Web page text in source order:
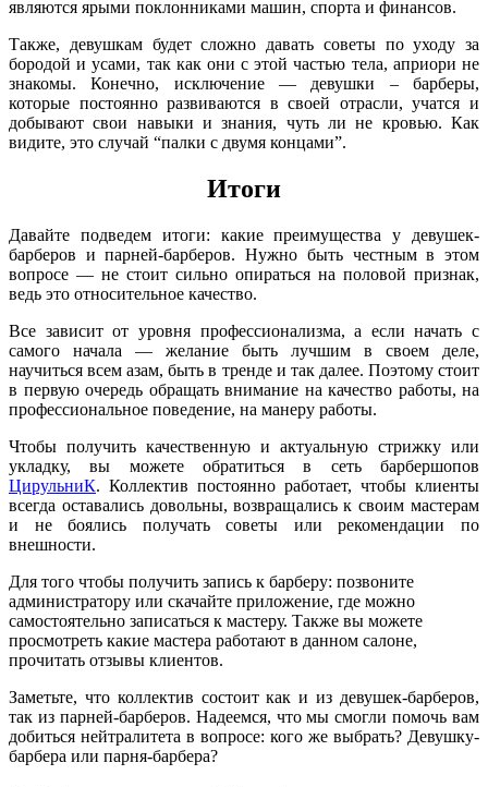
являются ярыми поклонниками машин, спорта и финансов.
Также, девушкам будет сложно давать советы по уходу за
бородой и усами, так как они с этой частью тела, априори не
знакомы. Конечно, исключение — девушки – барберы,
которые постоянно развиваются в своей отрасли, учатся и
добывают свои навыки и знания, чуть ли не кровью. Как
видите, это случай “палки с двумя концами”.
Итоги
Давайте подведем итоги: какие преимущества у девушек-
барберов и парней-барберов. Нужно быть честным в этом
вопросе — не стоит сильно опираться на половой признак,
ведь это относительное качество.
Все зависит от уровня профессионализма, а если начать с
самого начала — желание быть лучшим в своем деле,
научиться всем азам, быть в тренде и так далее. Поэтому стоит
в первую очередь обращать внимание на качество работы, на
профессиональное поведение, на манеру работы.
Чтобы получить качественную и актуальную стрижку или
укладку, вы можете обратиться в сеть барбершопов
ЦирульниК. Коллектив постоянно работает, чтобы клиенты
всегда оставались довольны, возвращались к своим мастерам
и не боялись получать советы или рекомендации по
внешности.
Для того чтобы получить запись к барберу: позвоните
администратору или скачайте приложение, где можно
самостоятельно записаться к мастеру. Также вы можете
просмотреть какие мастера работают в данном салоне,
прочитать отзывы клиентов.
Заметьте, что коллектив состоит как и из девушек-барберов,
так из парней-барберов. Надеемся, что мы смогли помочь вам
добиться нейтралитета в вопросе: кого же выбрать? Девушку-
барбера или парня-барбера?